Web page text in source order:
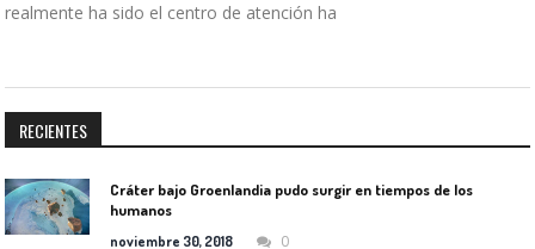
realmente ha sido el centro de atención ha
RECIENTES
Cráter bajo Groenlandia pudo surgir en tiempos de los
humanos
noviembre 30, 2018 0